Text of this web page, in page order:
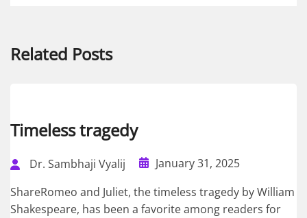
Related Posts
Timeless tragedy
Dr. Sambhaji Vyalij
January 31, 2025
ShareRomeo and Juliet, the timeless tragedy by William
Shakespeare, has been a favorite among readers for